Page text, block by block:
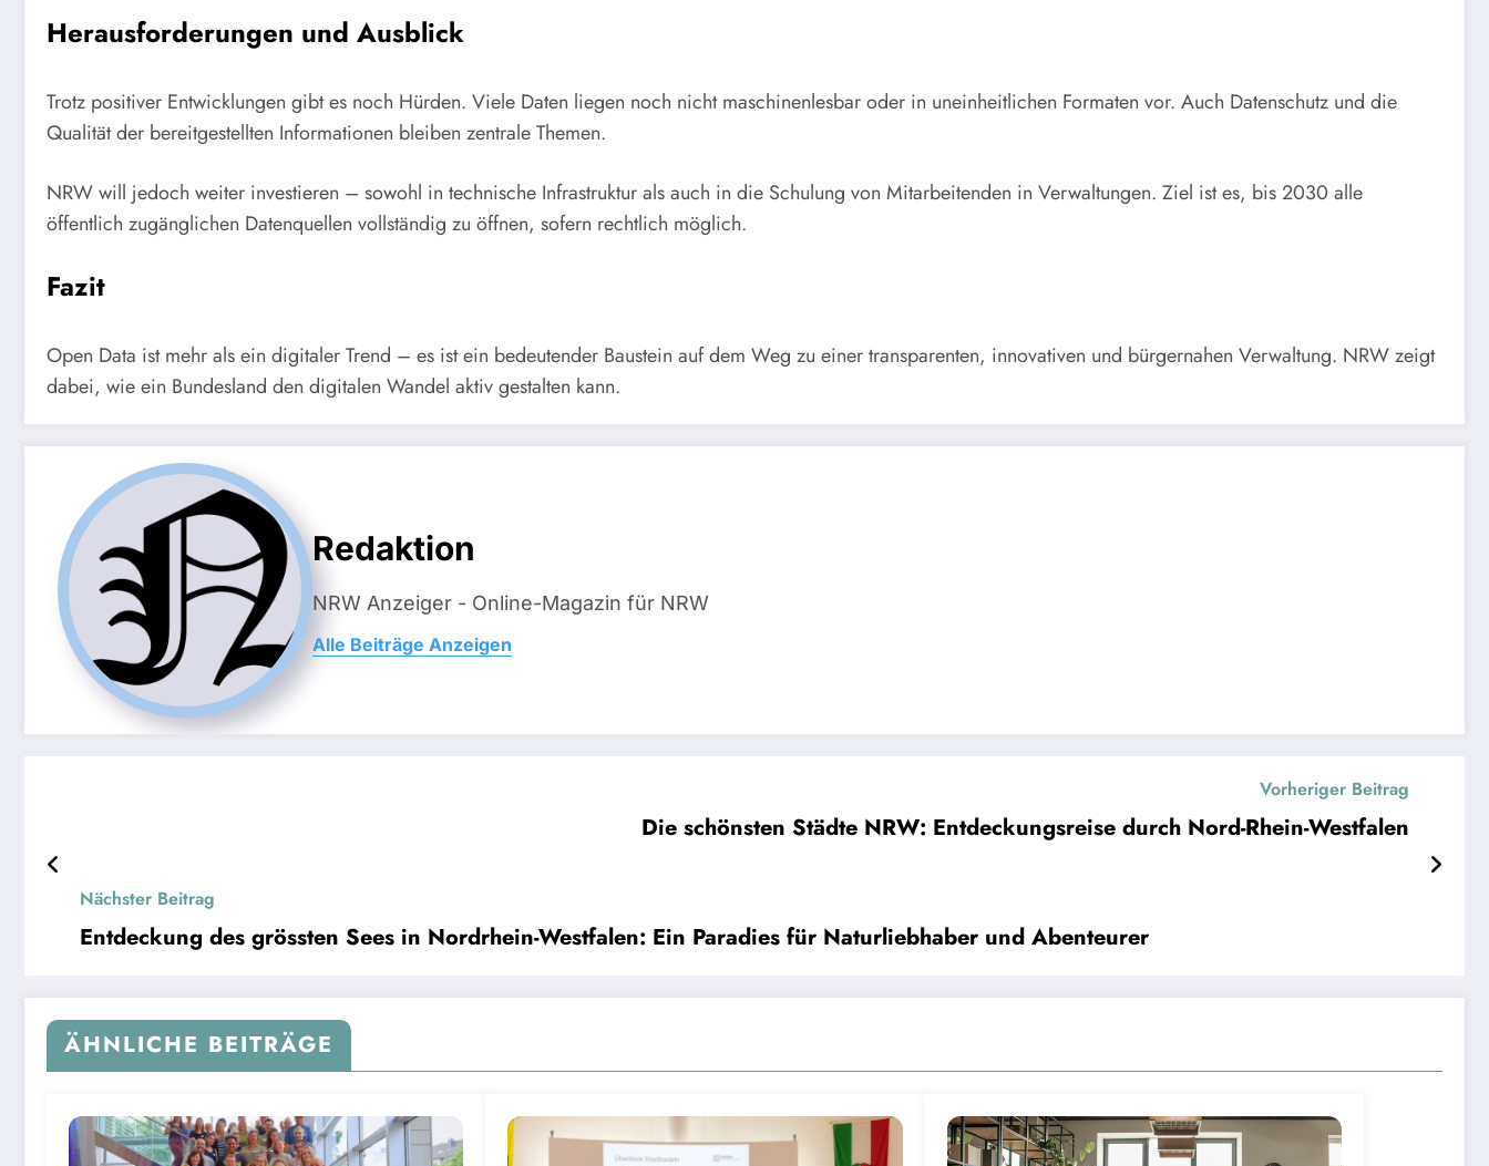
Herausforderungen und Ausblick
Trotz positiver Entwicklungen gibt es noch Hürden. Viele Daten liegen noch nicht maschinenlesbar oder in uneinheitlichen Formaten vor. Auch Datenschutz und die
Qualität der bereitgestellten Informationen bleiben zentrale Themen.
NRW will jedoch weiter investieren – sowohl in technische Infrastruktur als auch in die Schulung von Mitarbeitenden in Verwaltungen. Ziel ist es, bis 2030 alle
öffentlich zugänglichen Datenquellen vollständig zu öffnen, sofern rechtlich möglich.
Fazit
Open Data ist mehr als ein digitaler Trend – es ist ein bedeutender Baustein auf dem Weg zu einer transparenten, innovativen und bürgernahen Verwaltung. NRW zeigt
dabei, wie ein Bundesland den digitalen Wandel aktiv gestalten kann.
Redaktion
NRW Anzeiger - Online-Magazin für NRW
Alle Beiträge Anzeigen
Vorheriger Beitrag
Die schönsten Städte NRW: Entdeckungsreise durch Nord-Rhein-Westfalen
Nächster Beitrag
Entdeckung des grössten Sees in Nordrhein-Westfalen: Ein Paradies für Naturliebhaber und Abenteurer
ÄHNLICHE BEITRÄGE